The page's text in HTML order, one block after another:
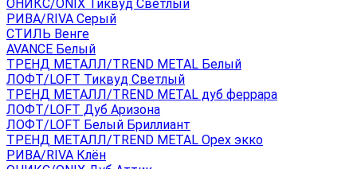
ОНИКС/ONIX Тиквуд Светлый
РИВА/RIVA Серый
СТИЛЬ Венге
AVANСE Белый
ТРЕНД МЕТАЛЛ/TREND METAL Белый
ЛОФТ/LOFT Тиквуд Светлый
ТРЕНД МЕТАЛЛ/TREND METAL дуб феррара
ЛОФТ/LOFT Дуб Аризона
ЛОФТ/LOFT Белый Бриллиант
ТРЕНД МЕТАЛЛ/TREND METAL Орех экко
РИВА/RIVA Клён